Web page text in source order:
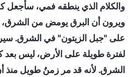
والكلام الذي ينطقه فمي، سأجعل
ويرون أن البرق يومض من الشرق،
على "جبل الزيتون" في الشرق.
لفترة طويلة على الأرض، ليس بعد
الشرق. لأنه قد مر زمنُ طويل منذ